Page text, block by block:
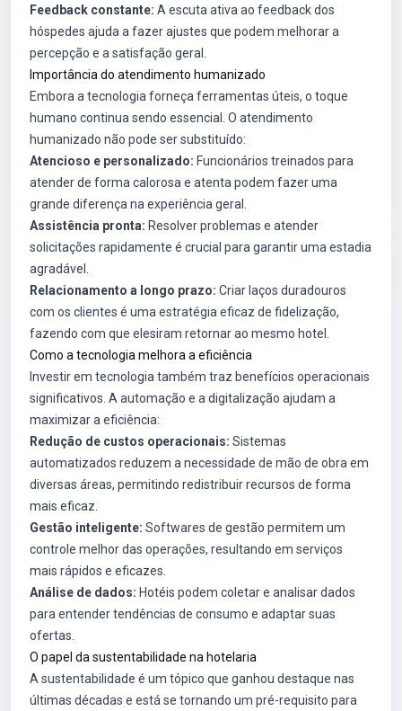
Feedback constante: A escuta ativa ao feedback dos
hóspedes ajuda a fazer ajustes que podem melhorar a
percepção e a satisfação geral.
Importância do atendimento humanizado
Embora a tecnologia forneça ferramentas úteis, o toque
humano continua sendo essencial. O atendimento
humanizado não pode ser substituído:
Atencioso e personalizado: Funcionários treinados para
atender de forma calorosa e atenta podem fazer uma
grande diferença na experiência geral.
Assistência pronta: Resolver problemas e atender
solicitações rapidamente é crucial para garantir uma estadia
agradável.
Relacionamento a longo prazo: Criar laços duradouros
com os clientes é uma estratégia eficaz de fidelização,
fazendo com que elesiram retornar ao mesmo hotel.
Como a tecnologia melhora a eficiência
Investir em tecnologia também traz benefícios operacionais
significativos. A automação e a digitalização ajudam a
maximizar a eficiência:
Redução de custos operacionais: Sistemas
automatizados reduzem a necessidade de mão de obra em
diversas áreas, permitindo redistribuir recursos de forma
mais eficaz.
Gestão inteligente: Softwares de gestão permitem um
controle melhor das operações, resultando em serviços
mais rápidos e eficazes.
Análise de dados: Hotéis podem coletar e analisar dados
para entender tendências de consumo e adaptar suas
ofertas.
O papel da sustentabilidade na hotelaria
A sustentabilidade é um tópico que ganhou destaque nas
últimas décadas e está se tornando um pré-requisito para